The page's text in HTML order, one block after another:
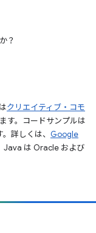
？
クリエイティブ・コモ
す。コードサンプルは
詳しくは、 Google
Java は Oracle および